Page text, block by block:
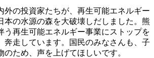
外の投資家たちが、再生可能エネルギー
本の水源の森を大破壊しだしました。熊
う再生可能エネルギー事業にストップを
奔走しています。国民のみなさんも、子
ため、声を上げてほしいです。